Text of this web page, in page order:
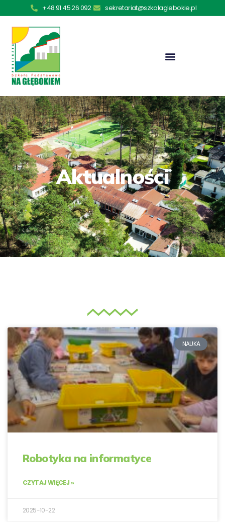
+48 91 45 26 092 sekretariat@szkolaglebokie.pl
Aktualności
NAUKA
Robotyka na informatyce
CZYTAJ WIĘCEJ »
2025-10-22